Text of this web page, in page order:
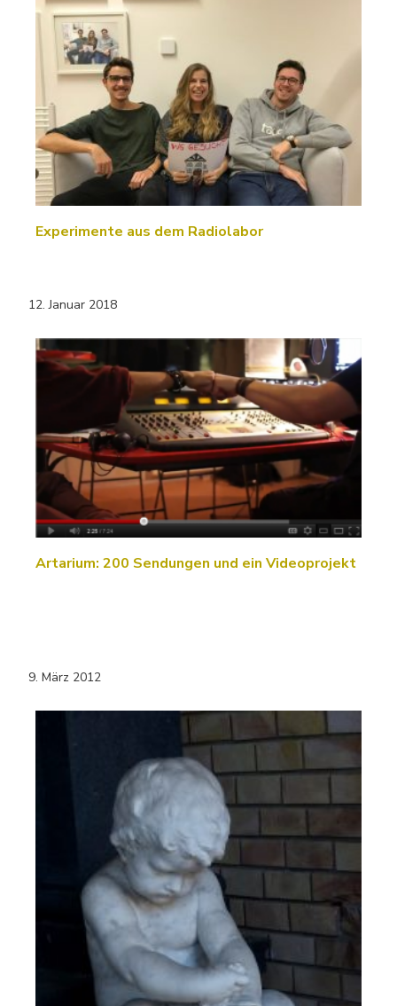
Experimente aus dem Radiolabor
12. Januar 2018
Artarium: 200 Sendungen und ein Videoprojekt
9. März 2012